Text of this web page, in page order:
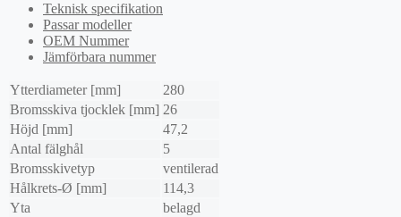
Teknisk specifikation
Passar modeller
OEM Nummer
Jämförbara nummer
Ytterdiameter [mm]
280
Bromsskiva tjocklek [mm] 26
Höjd [mm]
47,2
Antal fälghål
5
Bromsskivetyp
ventilerad
Hålkrets-Ø [mm]
114,3
Yta
belagd